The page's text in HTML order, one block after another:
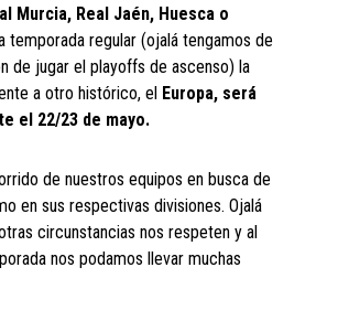
Murcia, Real Jaén, Huesca o
temporada regular (ojalá tengamos de
de jugar el playoffs de ascenso) la
a otro histórico, el Europa, será
el 22/23 de mayo.
de nuestros equipos en busca de
en sus respectivas divisiones. Ojalá
circunstancias nos respeten y al
nos podamos llevar muchas